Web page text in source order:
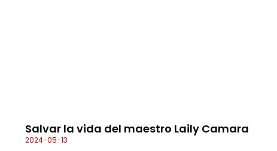
Salvar la vida del maestro Laily Camara
2024-05-13